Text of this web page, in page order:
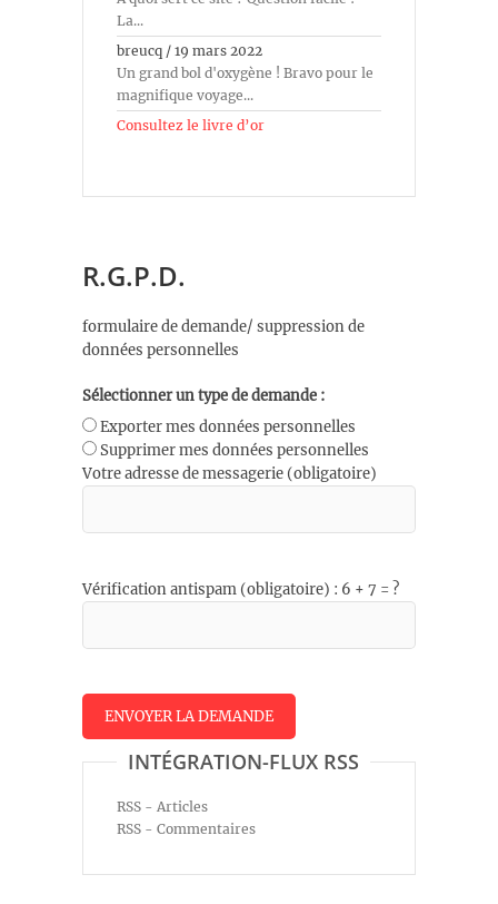
La...
breucq / 19 mars 2022
Un grand bol d'oxygène ! Bravo pour le
magnifique voyage...
Consultez le livre d’or
R.G.P.D.
formulaire de demande/ suppression de
données personnelles
Sélectionner un type de demande :
Exporter mes données personnelles
Supprimer mes données personnelles
Votre adresse de messagerie (obligatoire)
Vérification antispam (obligatoire) : 6 + 7 = ?
INTÉGRATION-FLUX RSS
RSS - Articles
RSS - Commentaires